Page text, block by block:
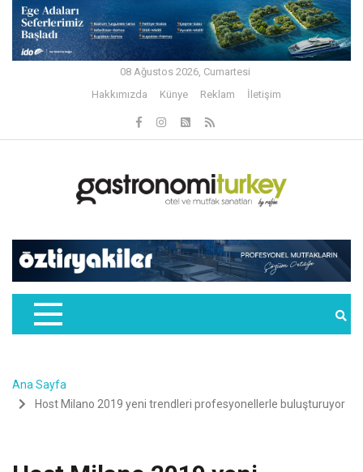
08 Ağustos 2026, Cumartesi
Hakkımızda
Künye Reklam İletişim
Ana Sayfa
Host Milano 2019 yeni trendleri profesyonellerle buluşturuyor